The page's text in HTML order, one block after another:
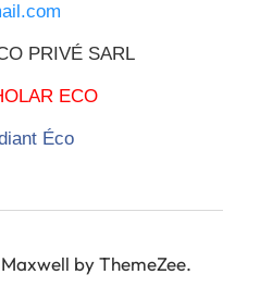
PRIVÉ SARL
ECO
Éco
by ThemeZee.